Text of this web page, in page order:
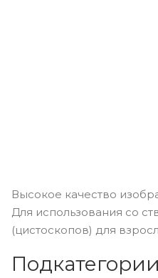
Высокое качество
Для использования со
(цистоскопов) для
Подкатегории